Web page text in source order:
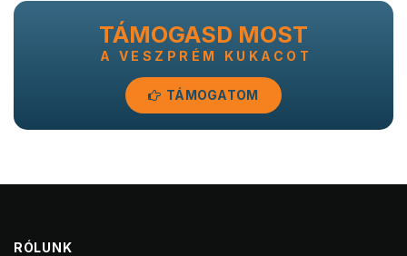
TÁMOGASD MOST
A VESZPRÉM KUKACOT
TÁMOGATOM
RÓLUNK